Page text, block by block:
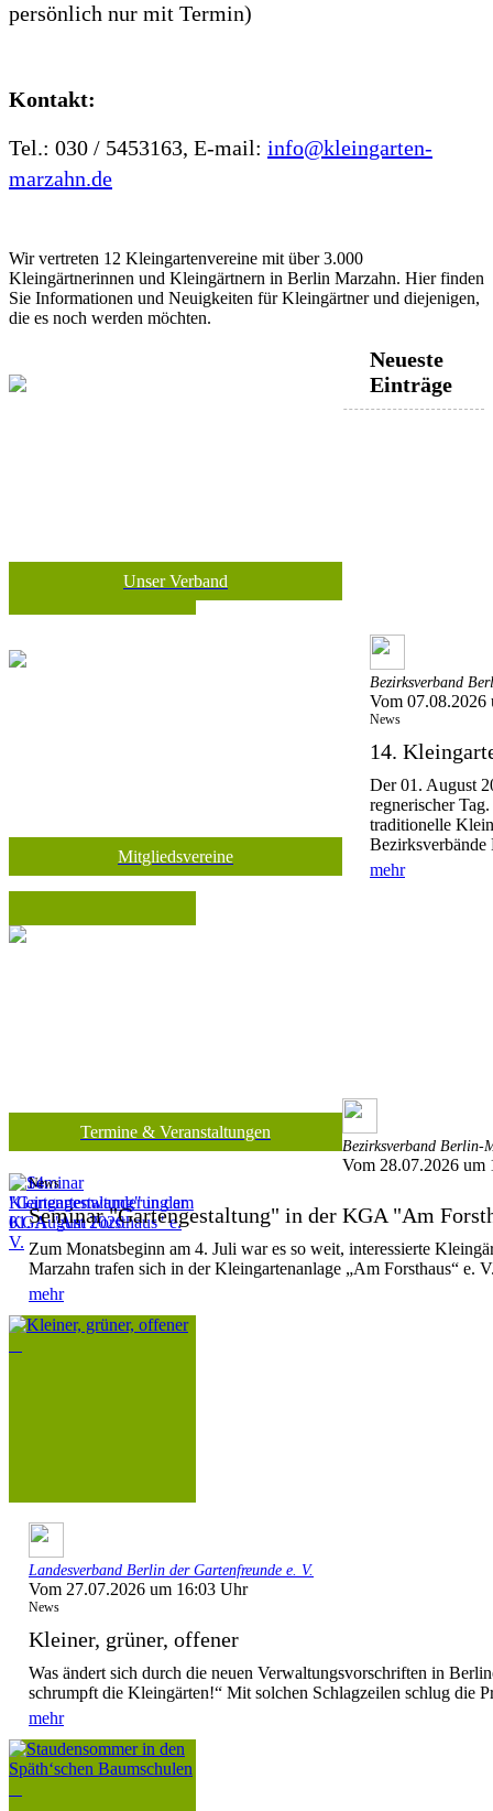
persönlich nur mit Termin)
Kontakt:
Tel.: 030 / 5453163, E-mail: info@kleingarten-
marzahn.de
Wir vertreten 12 Kleingartenvereine mit über 3.000
Kleingärtnerinnen und Kleingärtnern in Berlin Marzahn. Hier finden
Sie Informationen und Neuigkeiten für Kleingärtner und diejenigen,
die es noch werden möchten.
Unser Verband
Mitgliedsvereine
Termine & Veranstaltungen
Neueste
Einträge
Bezirksverband
Vom 07.08.2026
News
14.
Der 01. August
regnerischer
traditionelle
Bezirksverbände
mehr
Bezirksverband Berlin-
Vom 28.07.2026 um
News
Seminar "Gartengestaltung" in der KGA "Am
Zum Monatsbeginn am 4. Juli war es so weit, interessierte
Marzahn trafen sich in der Kleingartenanlage „Am Forsthaus“ e.
mehr
Landesverband Berlin der Gartenfreunde e. V.
Vom 27.07.2026 um 16:03 Uhr
News
Kleiner, grüner, offener
Was ändert sich durch die neuen Verwaltungsvorschriften in
schrumpft die Kleingärten!“ Mit solchen Schlagzeilen schlug die
mehr